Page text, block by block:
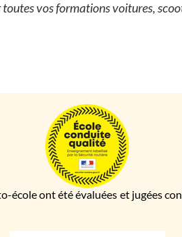
vos formations voitures,
école ont été évaluées et jugées